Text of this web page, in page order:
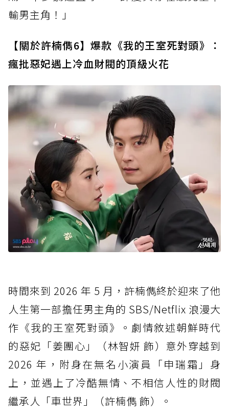
輸男主角！」
【關於許楠儁6】爆款《我的王室死對頭》：
瘋批惡妃遇上冷血財閥的頂級火花
時間來到 2026 年 5 月，許楠儁終於迎來了他
人生第一部擔任男主角的 SBS/Netflix 浪漫大
作《我的王室死對頭》。劇情敘述朝鮮時代
的惡妃「姜團心」（林智妍 飾）意外穿越到
2026 年，附身在無名小演員「申瑞霜」身
上，並遇上了冷酷無情、不相信人性的財閥
繼承人「車世界」（許楠儁 飾）。